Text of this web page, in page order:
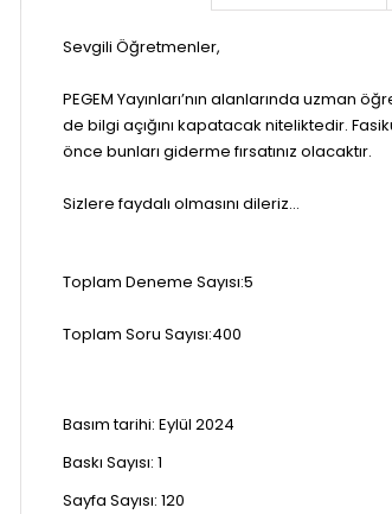
Sevgili Öğretmenler,
PEGEM Yayınları’nın alanlarında uzman
de bilgi açığını kapatacak niteliktedir.
önce bunları giderme fırsatınız olacaktır.
Sizlere faydalı olmasını dileriz…
Toplam Deneme Sayısı:5
Toplam Soru Sayısı:400
Basım tarihi: Eylül 2024
Baskı Sayısı: 1
Sayfa Sayısı: 120